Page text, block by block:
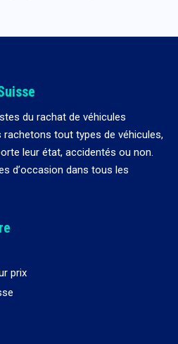
du rachat de véhicules
tout types de véhicules,
leur état, accidentés ou non.
d’occasion dans tous les
prix